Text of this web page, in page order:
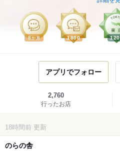
8か月 1800
アプリでフォロー
2,760
行ったお店
18時間前 更新
のらの舎